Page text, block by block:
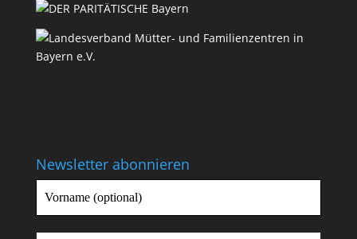
Newsletter abonnieren